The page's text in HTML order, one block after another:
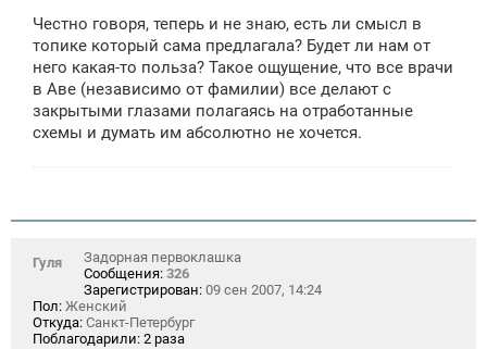
Честно говоря, теперь и не знаю, есть ли смысл в
топике который сама предлагала? Будет ли нам от
него какая-то польза? Такое ощущение, что все врачи
в Аве (независимо от фамилии) все делают с
закрытыми глазами полагаясь на отработанные
схемы и думать им абсолютно не хочется.
Гуля
Задорная первоклашка
Сообщения: 326
Зарегистрирован: 09 сен 2007, 14:24
Пол: Женский
Откуда: Санкт-Петербург
Поблагодарили: 2 раза